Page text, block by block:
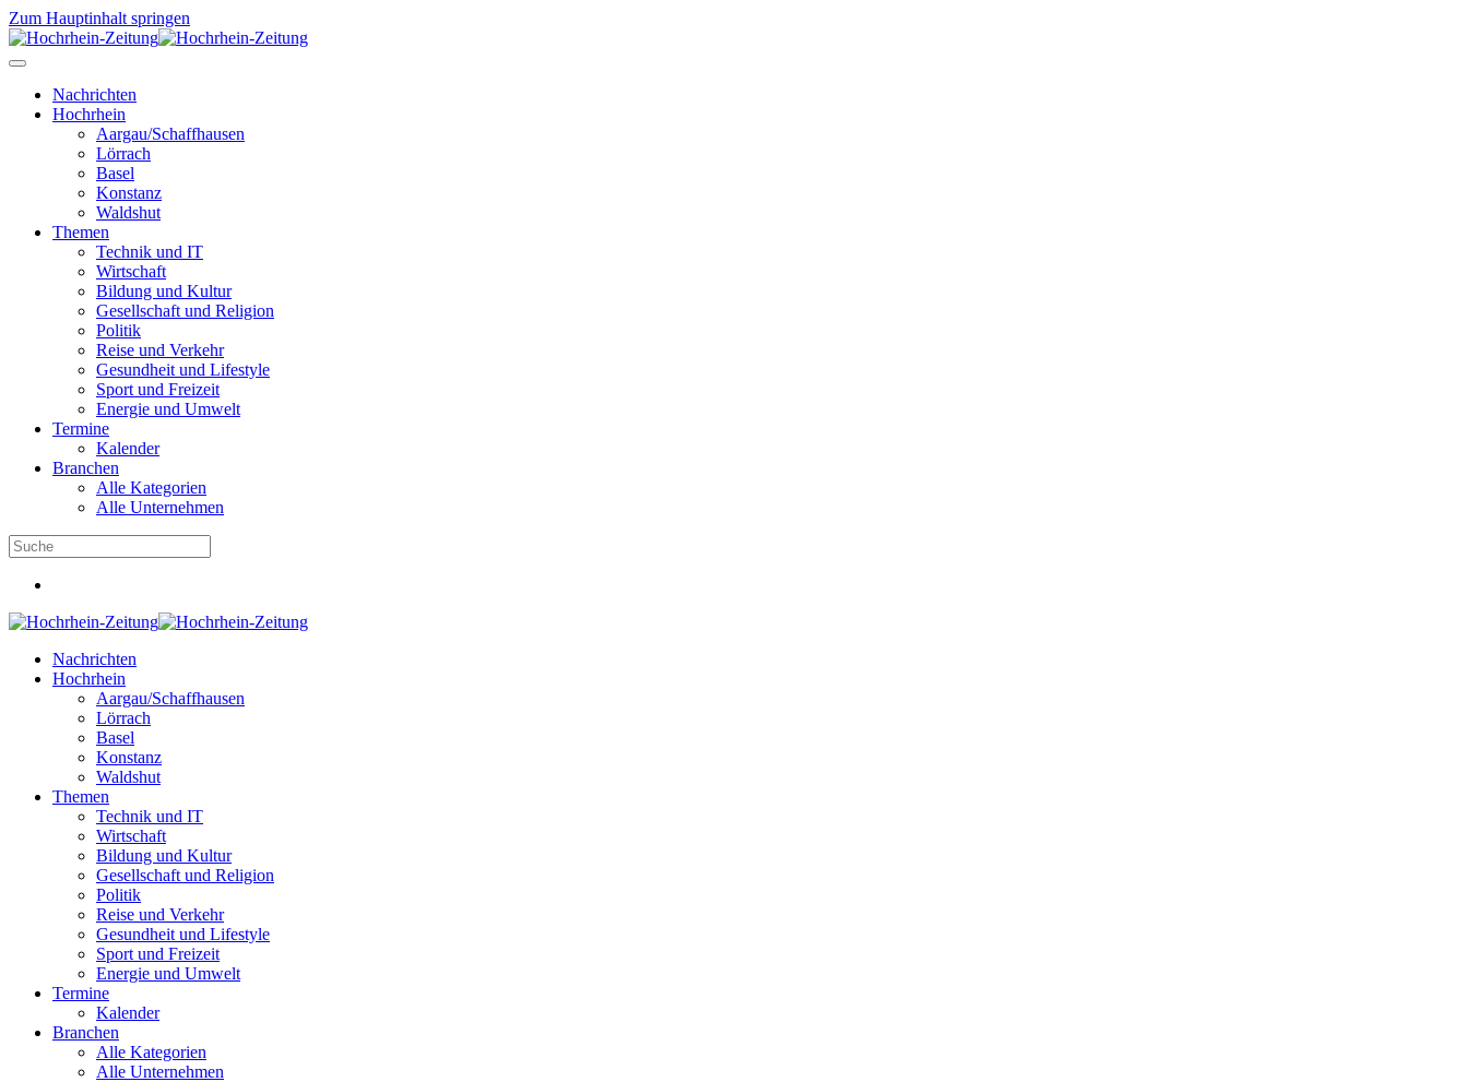
Zum Hauptinhalt springen
Nachrichten
Hochrhein
Aargau/Schaffhausen
Lörrach
Basel
Konstanz
Waldshut
Themen
Technik und IT
Wirtschaft
Bildung und Kultur
Gesellschaft und Religion
Politik
Reise und Verkehr
Gesundheit und Lifestyle
Sport und Freizeit
Energie und Umwelt
Termine
Kalender
Branchen
Alle Kategorien
Alle Unternehmen
Nachrichten
Hochrhein
Aargau/Schaffhausen
Lörrach
Basel
Konstanz
Waldshut
Themen
Technik und IT
Wirtschaft
Bildung und Kultur
Gesellschaft und Religion
Politik
Reise und Verkehr
Gesundheit und Lifestyle
Sport und Freizeit
Energie und Umwelt
Termine
Kalender
Branchen
Alle Kategorien
Alle Unternehmen